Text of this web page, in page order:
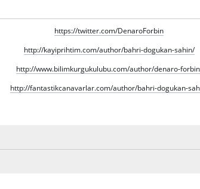
https://twitter.com/DenaroForbin
http://kayiprihtim.com/author/bahri-dogukan-sahin/
http://www.bilimkurgukulubu.com/author/denaro-
http://fantastikcanavarlar.com/author/bahri-dogukan-